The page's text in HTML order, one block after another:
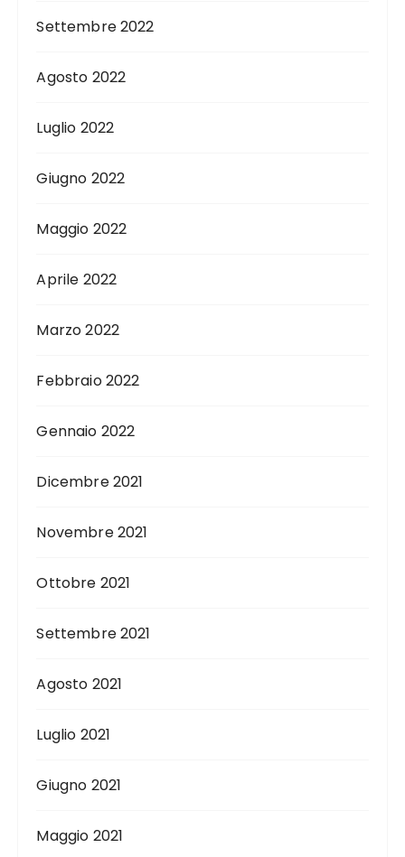
Settembre 2022
Agosto 2022
Luglio 2022
Giugno 2022
Maggio 2022
Aprile 2022
Marzo 2022
Febbraio 2022
Gennaio 2022
Dicembre 2021
Novembre 2021
Ottobre 2021
Settembre 2021
Agosto 2021
Luglio 2021
Giugno 2021
Maggio 2021